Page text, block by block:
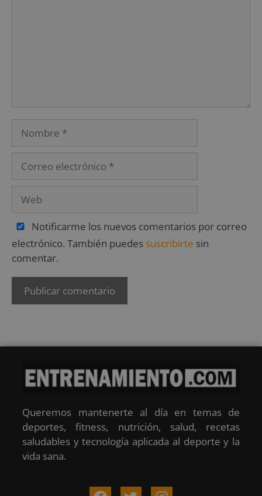
Notificarme los nuevos comentarios por correo
electrónico. También puedes suscribirte sin
comentar.
Queremos mantenerte al día en temas de
deportes, fitness, nutrición, salud, recetas
saludables y tecnología aplicada al deporte y la
vida sana.